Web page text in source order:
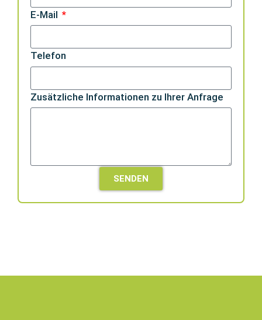
E-Mail
Telefon
Zusätzliche Informationen zu Ihrer Anfrage
SENDEN